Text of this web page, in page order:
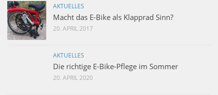
AKTUELLES
Macht das E-Bike als Klapprad Sinn?
20. APRIL 2017
AKTUELLES
Die richtige E-Bike-Pflege im Sommer
20. APRIL 2020